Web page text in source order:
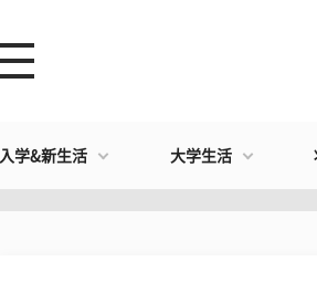
入学&新生活 大学生活